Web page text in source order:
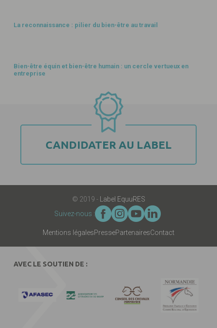
La reconnaissance : pilier du bien-être au travail
Bien-être équin et bien-être humain : un cercle vertueux en
entreprise
CANDIDATER AU LABEL
© 2019 - Label EquuRES
Suivez-nous :
Mentions légalesPressePartenairesContact
AVEC LE SOUTIEN DE :